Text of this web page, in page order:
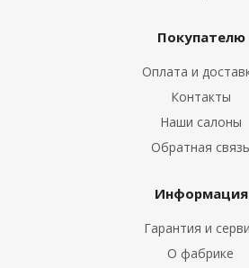
Покупателю
Оплата и
Контакты
Наши салоны
Обратная связь
Информация
Гарантия и
О фабрике